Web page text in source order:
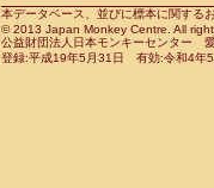
Cercopithecidae
Cercopithecidae
Cercopithecidae
CebidaeSaguinus
CebidaeSaguinus
Cebidae Saguinus
本データベース、並びに標本に関する
© 2013 Japan Monkey Centre. All
公益財団法人日本モンキーセンター
登録:平成19年5月31日 有効:令和4年